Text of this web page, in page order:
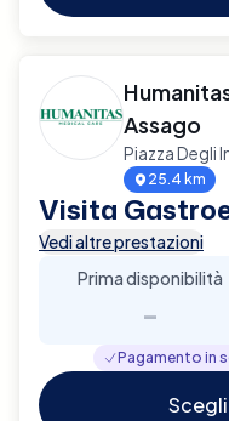
Assago
Piazza Degli
25.4 km
Visita
Vedi altre prestazioni
Prima disponibilità
-
Pagamento in